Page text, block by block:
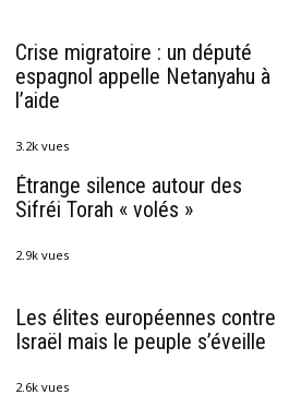
Crise migratoire : un député
espagnol appelle Netanyahu à
l’aide
3.2k vues
Étrange silence autour des
Sifréi Torah « volés »
2.9k vues
Les élites européennes contre
Israël mais le peuple s’éveille
2.6k vues